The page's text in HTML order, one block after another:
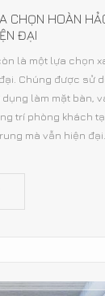
CHỌN HOÀN
ĐẠI
là một lựa chọn
Chúng được sử
làm mặt bàn,
trí phòng khách
mà vẫn hiện đại.